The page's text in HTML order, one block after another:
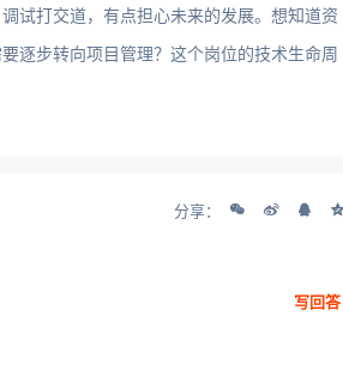
试打交道，有点担心未来的发展。想知道资
逐步转向项目管理？这个岗位的技术生命周
分享：
写回答